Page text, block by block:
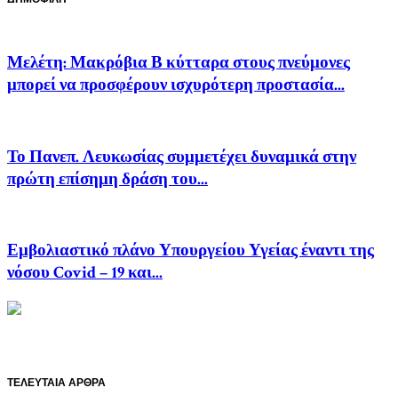
Μελέτη: Μακρόβια Β κύτταρα στους πνεύμονες
μπορεί να προσφέρουν ισχυρότερη προστασία...
Το Πανεπ. Λευκωσίας συμμετέχει δυναμικά στην
πρώτη επίσημη δράση του...
Εμβολιαστικό πλάνο Υπουργείου Υγείας έναντι της
νόσου Covid – 19 και...
ΤΕΛΕΥΤΑΙΑ ΑΡΘΡΑ